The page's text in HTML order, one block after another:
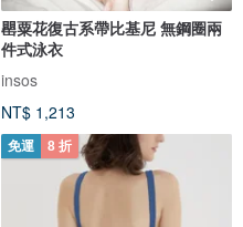
罌粟花復古系帶比基尼 無鋼圈兩
件式泳衣
insos
NT$ 1,213
免運 8 折